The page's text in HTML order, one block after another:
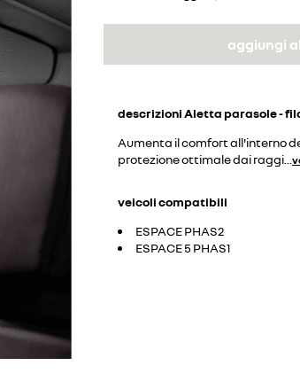
aggiungi
descrizioniAletta parasole -
Aumenta il comfort all'interno
protezione ottimale dai raggi
veicoli compatibili
ESPACE PHAS2
ESPACE 5 PHAS1